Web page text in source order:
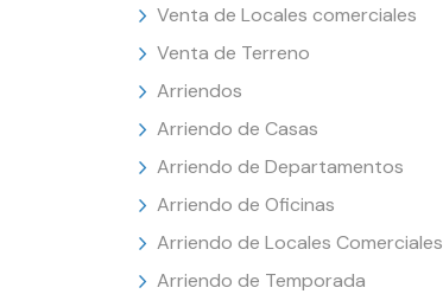
Venta de Locales comerciales
Venta de Terreno
Arriendos
Arriendo de Casas
Arriendo de Departamentos
Arriendo de Oficinas
Arriendo de Locales Comerciales
Arriendo de Temporada